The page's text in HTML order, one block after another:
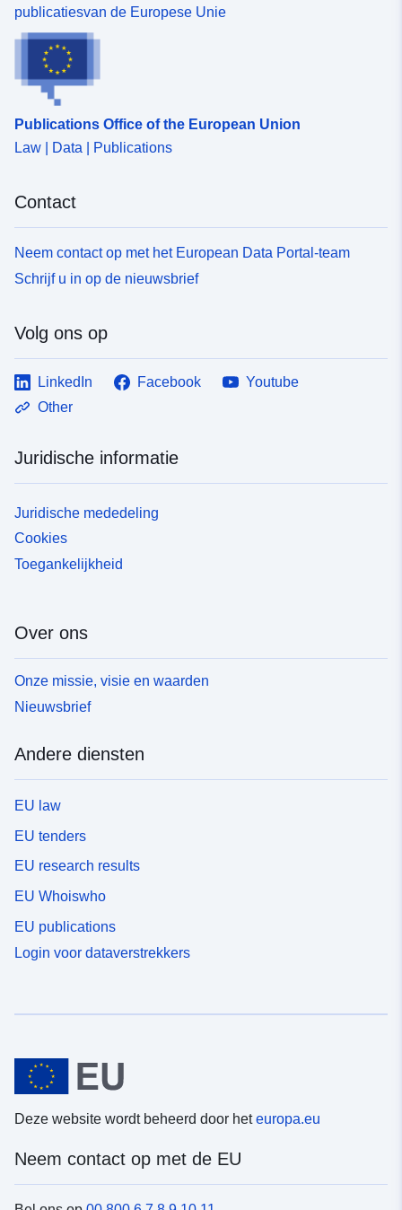
publicatiesvan de Europese Unie
Publications Office of the European Union
Law | Data | Publications
Contact
Neem contact op met het European Data Portal-team
Schrijf u in op de nieuwsbrief
Volg ons op
LinkedIn Facebook
Youtube
Other
Juridische informatie
Juridische mededeling
Cookies
Toegankelijkheid
Over ons
Onze missie, visie en waarden
Nieuwsbrief
Andere diensten
EU law
EU tenders
EU research results
EU Whoiswho
EU publications
Login voor dataverstrekkers
Deze website wordt beheerd door heteuropa.eu
Neem contact op met de EU